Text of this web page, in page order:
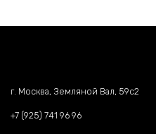
г. Москва, Земляной Вал, 59c2
+7 (925) 741 96 96